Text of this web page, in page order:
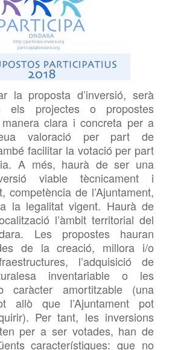
la proposta d’inversió, serà
els projectes o propostes
manera clara i concreta per a
valoració per part de
facilitar la votació per part
A més, haurà de ser una
viable tècnicament i
competència de l’Ajuntament,
la legalitat vigent. Haurà de
l’àmbit territorial del
Les propostes hauran
de la creació, millora i/o
l’adquisició de
inventariable o les
caràcter amortitzable (una
allò que l’Ajuntament pot
Per tant, les inversions
per a ser votades, han de
característiques: que no